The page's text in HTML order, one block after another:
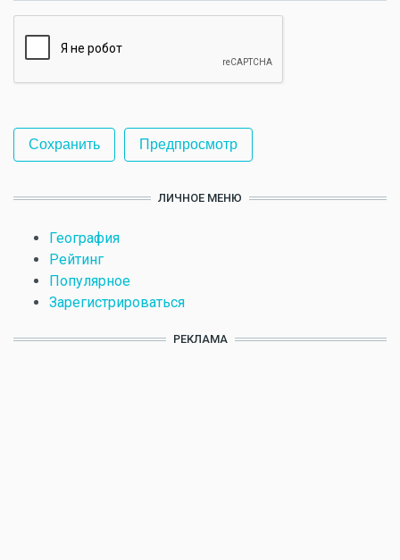
ЛИЧНОЕ МЕНЮ
География
Рейтинг
Популярное
Зарегистрироваться
РЕКЛАМА